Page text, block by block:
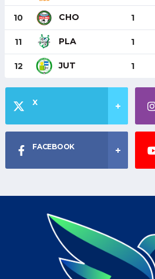
10 CHO 1
11 PLA 1
12 JUT 1
X
FACEBOOK